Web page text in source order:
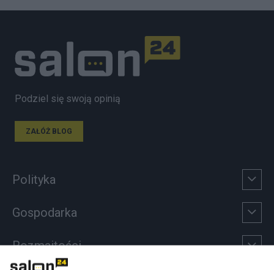
Podziel się swoją opinią
ZAŁÓŻ BLOG
Polityka
Gospodarka
Rozmaitości